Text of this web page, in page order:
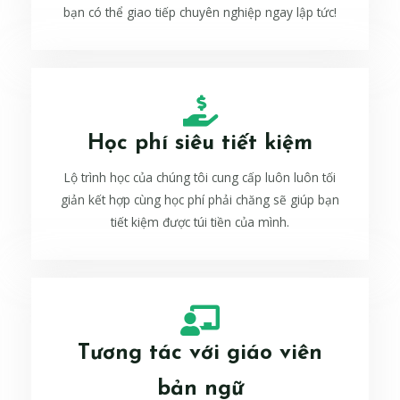
bạn có thể giao tiếp chuyên nghiệp ngay lập tức!
Học phí siêu tiết kiệm
Lộ trình học của chúng tôi cung cấp luôn luôn tối
giản kết hợp cùng học phí phải chăng sẽ giúp bạn
tiết kiệm được túi tiền của mình.
Tương tác với giáo viên
bản ngữ